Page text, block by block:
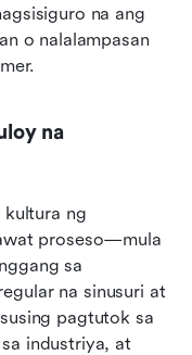
na ang
o nalalampasan
na
ng
proseso—mula
sa
na sinusuri at
pagtutok sa
industriya, at